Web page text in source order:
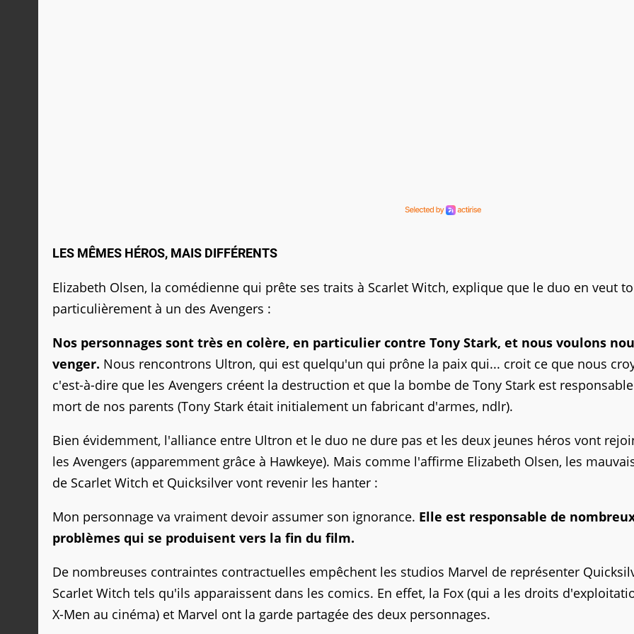
LES MÊMES HÉROS, MAIS DIFFÉRENTS
Elizabeth Olsen, la comédienne qui prête ses traits à Scarlet Witch, explique que le duo en veut
particulièrement à un des Avengers :
Nos personnages sont très en colère, en particulier contre Tony Stark, et nous voulons
venger. Nous rencontrons Ultron, qui est quelqu'un qui prône la paix qui... croit ce que nous
c'est-à-dire que les Avengers créent la destruction et que la bombe de Tony Stark est
mort de nos parents (Tony Stark était initialement un fabricant d'armes, ndlr).
Bien évidemment, l'alliance entre Ultron et le duo ne dure pas et les deux jeunes héros vont
les Avengers (apparemment grâce à Hawkeye). Mais comme l'affirme Elizabeth Olsen, les
de Scarlet Witch et Quicksilver vont revenir les hanter :
Mon personnage va vraiment devoir assumer son ignorance. Elle est responsable de
problèmes qui se produisent vers la fin du film.
De nombreuses contraintes contractuelles empêchent les studios Marvel de représenter
Scarlet Witch tels qu'ils apparaissent dans les comics. En effet, la Fox (qui a les droits
X-Men au cinéma) et Marvel ont la garde partagée des deux personnages.